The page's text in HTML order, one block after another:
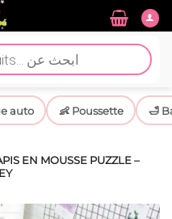
auto 👶 Poussette 🛁
EN MOUSSE PUZZLE –